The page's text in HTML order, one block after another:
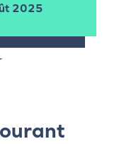
2025